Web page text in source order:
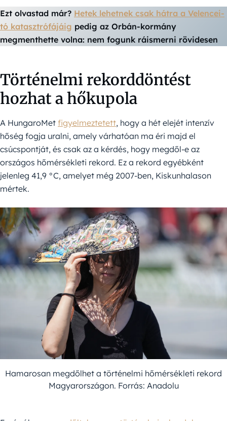
Ezt olvastad már? Hetek lehetnek csak hátra a Velencei-
tó katasztrófájáig pedig az Orbán-kormány
megmenthette volna: nem fogunk ráismerni rövidesen
Történelmi rekorddöntést
hozhat a hőkupola
A HungaroMet figyelmeztetett, hogy a hét elejét intenzív
hőség fogja uralni, amely várhatóan ma éri majd el
csúcspontját, és csak az a kérdés, hogy megdől-e az
országos hőmérsékleti rekord. Ez a rekord egyébként
jelenleg 41,9 °C, amelyet még 2007-ben, Kiskunhalason
mértek.
Hamarosan megdőlhet a történelmi hőmérsékleti rekord
Magyarországon. Forrás: Anadolu